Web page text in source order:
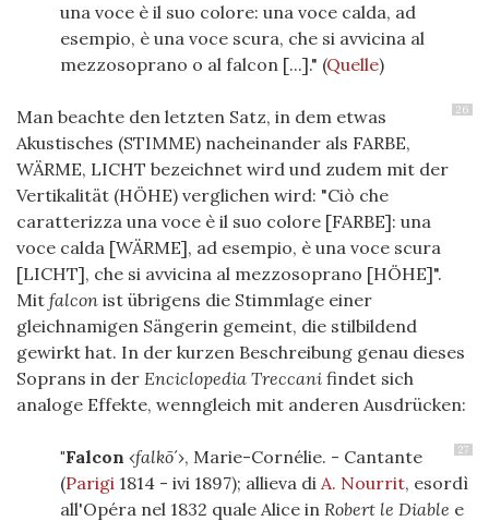
una voce è il suo colore: una voce calda, ad
esempio, è una voce scura, che si avvicina al
mezzosoprano o al falcon [...]." (Quelle)
26
Man beachte den letzten Satz, in dem etwas
Akustisches (STIMME) nacheinander als FARBE,
WÄRME, LICHT bezeichnet wird und zudem mit der
Vertikalität (HÖHE) verglichen wird: "Ciò che
caratterizza una voce è il suo colore [FARBE]: una
voce calda [WÄRME], ad esempio, è una voce scura
[LICHT], che si avvicina al mezzosoprano [HÖHE]".
Mit falcon ist übrigens die Stimmlage einer
gleichnamigen Sängerin gemeint, die stilbildend
gewirkt hat. In der kurzen Beschreibung genau dieses
Soprans in der Enciclopedia Treccani findet sich
analoge Effekte, wenngleich mit anderen Ausdrücken:
27
"Falcon ‹falkõ´›, Marie-Cornélie. - Cantante
(Parigi 1814 - ivi 1897); allieva di A. Nourrit, esordì
all'Opéra nel 1832 quale Alice in Robert le Diable e